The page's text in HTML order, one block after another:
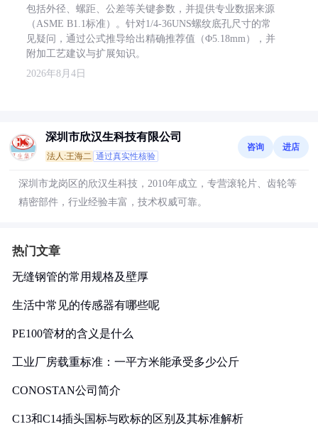
包括外径、螺距、公差等关键参数，并提供专业数据来源
（ASME B1.1标准）。针对1/4-36UNS螺纹底孔尺寸的常
见疑问，通过公式推导给出精确推荐值（Φ5.18mm），并
附加工艺建议与扩展知识。
2026年8月4日
深圳市欣汉生科技有限公司
法人:王海二 通过真实性核验
咨询 进店
深圳市龙岗区的欣汉生科技，2010年成立，专营滚轮片、齿轮等
精密部件，行业经验丰富，技术权威可靠。
热门文章
无缝钢管的常用规格及壁厚
生活中常见的传感器有哪些呢
PE100管材的含义是什么
工业厂房载重标准：一平方米能承受多少公斤
CONOSTAN公司简介
C13和C14插头国标与欧标的区别及其标准解析